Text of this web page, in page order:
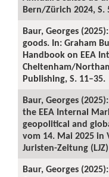
Bern/Zürich 2024, S.
Baur, Georges
goods. In: Graham
Handbook on EEA
Cheltenham/
Publishing, S. 11–35.
Baur, Georges
the EEA Internal
geopolitical and
vom 14. Mai 2025 in
Juristen-Zeitung
Baur, Georges